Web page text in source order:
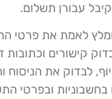
עבורן תשלום.
לאמת את פרטי
קישורים וכתובות
לבדוק את
ובפרטי